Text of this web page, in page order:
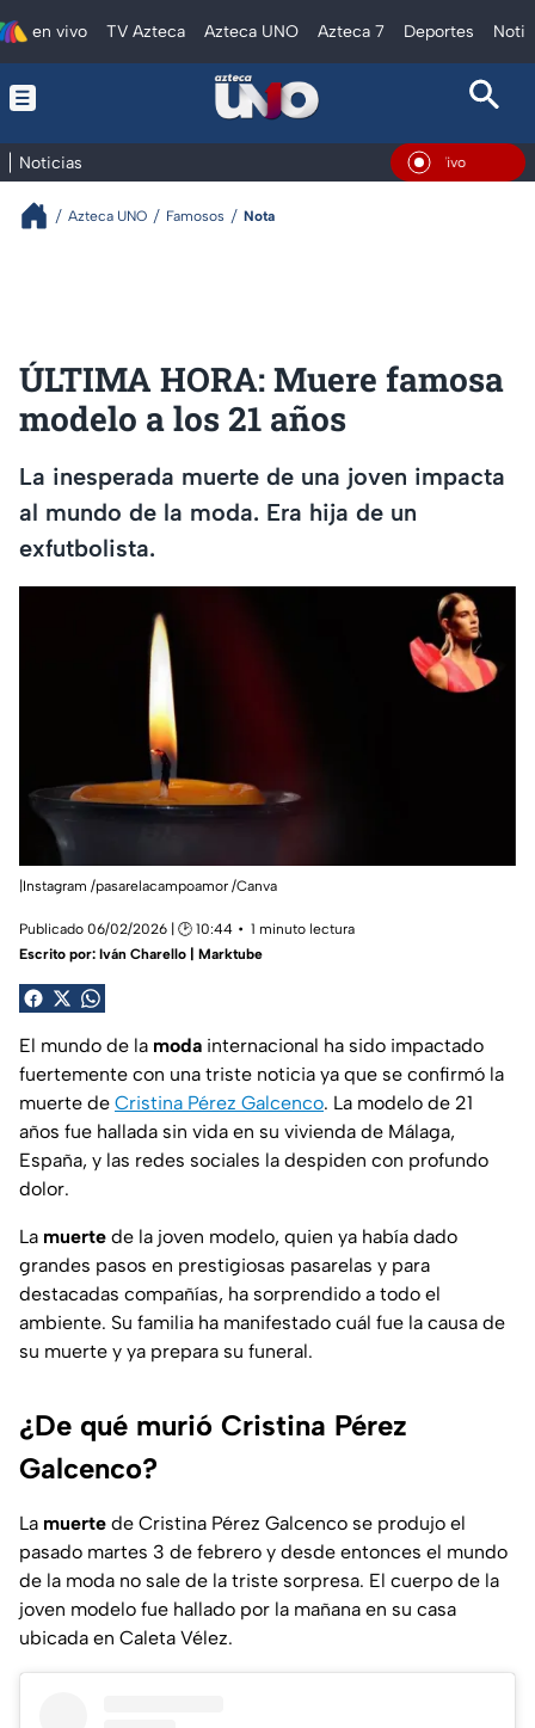
en vivo TV Azteca Azteca UNO Azteca 7 Deportes
Noticias En Vivo
Azteca UNO Famosos Nota
ÚLTIMA HORA: Muere famosa
modelo a los 21 años
La inesperada muerte de una joven impacta
al mundo de la moda. Era hija de un
exfutbolista.
|Instagram /pasarelacampoamor /Canva
Publicado 06/02/2026 | 🕑 10:44
1 minuto lectura
Escrito por: Iván Charello | Marktube
El mundo de la moda internacional ha sido impactado
fuertemente con una triste noticia ya que se confirmó la
muerte de Cristina Pérez Galcenco. La modelo de 21
años fue hallada sin vida en su vivienda de Málaga,
España, y las redes sociales la despiden con profundo
dolor.
La muerte de la joven modelo, quien ya había dado
grandes pasos en prestigiosas pasarelas y para
destacadas compañías, ha sorprendido a todo el
ambiente. Su familia ha manifestado cuál fue la causa de
su muerte y ya prepara su funeral.
¿De qué murió Cristina Pérez
Galcenco?
La muerte de Cristina Pérez Galcenco se produjo el
pasado martes 3 de febrero y desde entonces el mundo
de la moda no sale de la triste sorpresa. El cuerpo de la
joven modelo fue hallado por la mañana en su casa
ubicada en Caleta Vélez.